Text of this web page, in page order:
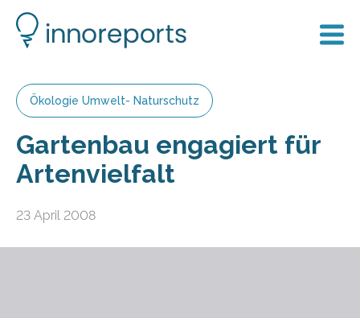
Ökologie Umwelt- Naturschutz
Gartenbau engagiert für
Artenvielfalt
23 April 2008